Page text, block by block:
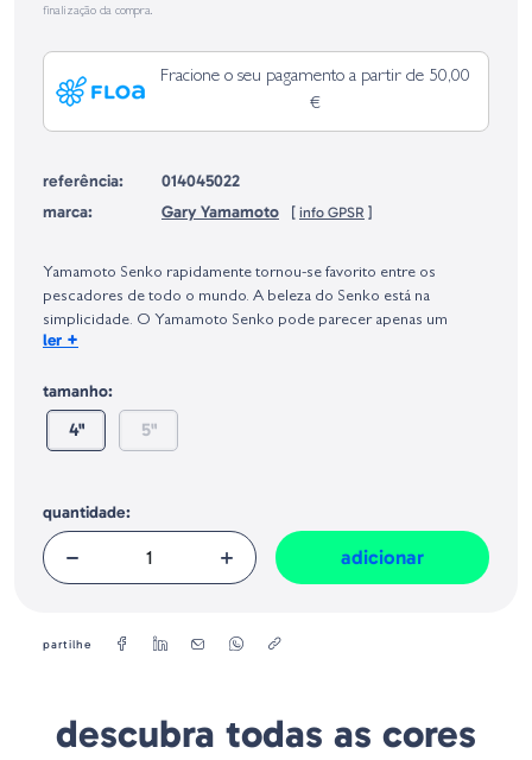
finalização da compra.
Fracione o seu pagamento a partir de 50,00
€
referência:
014045022
marca:
Gary Yamamoto [ info GPSR ]
Geral sobre a Segurança dos Produtos (GPSR):
Yamamoto Senko rapidamente tornou-se favorito entre os
pescadores de todo o mundo. A beleza do Senko está na
simplicidade. O Yamamoto Senko pode parecer apenas um
verme plástico grosso e redondo, mas a taxa de queda criada a
peixes loucos.
ler +
tamanho:
4" 5"
quantidade:
adicionar
partilhe
descubra todas as cores